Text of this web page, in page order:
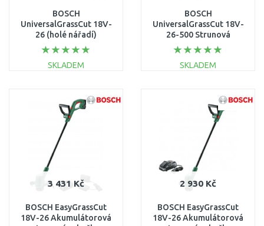
BOSCH
UniversalGrassCut 18V-
26 (holé nářadí)
Akumulátorová
strunová sekačka
06008C1D04
SKLADEM
Porovnat
BOSCH
UniversalGrassCut 18V-
26-500 Strunová
sekačka akumulátorová
06008C1F01
SKLADEM
Porovnat
3 431 Kč
BOSCH EasyGrassCut
18V-26 Akumulátorová
2 930 Kč
BOSCH EasyGrassCut
18V-26 Akumulátorová